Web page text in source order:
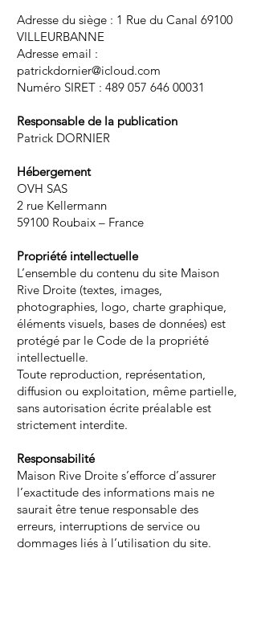
Adresse du siège : 1 Rue du Canal 69100
VILLEURBANNE
Adresse email :
patrickdornier@icloud.com
Numéro SIRET : 489 057 646 00031
Responsable de la publication
Patrick DORNIER
Hébergement
OVH SAS
2 rue Kellermann
59100 Roubaix – France
Propriété intellectuelle
L’ensemble du contenu du site Maison
Rive Droite (textes, images,
photographies, logo, charte graphique,
éléments visuels, bases de données) est
protégé par le Code de la propriété
intellectuelle.
Toute reproduction, représentation,
diffusion ou exploitation, même partielle,
sans autorisation écrite préalable est
strictement interdite.
Responsabilité
Maison Rive Droite s’efforce d’assurer
l’exactitude des informations mais ne
saurait être tenue responsable des
erreurs, interruptions de service ou
dommages liés à l’utilisation du site.